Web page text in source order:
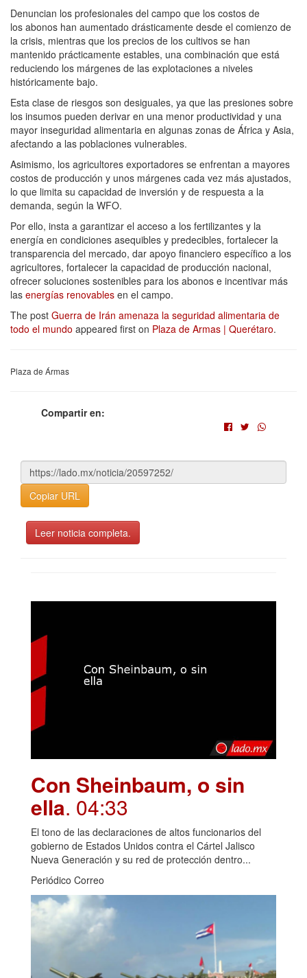
Denuncian los profesionales del campo que los costos de
los abonos han aumentado drásticamente desde el comienzo de
la crisis, mientras que los precios de los cultivos se han
mantenido prácticamente estables, una combinación que está
reduciendo los márgenes de las explotaciones a niveles
históricamente bajo.
Esta clase de riesgos son desiguales, ya que las presiones sobre
los insumos pueden derivar en una menor productividad y una
mayor inseguridad alimentaria en algunas zonas de África y Asia,
afectando a las poblaciones vulnerables.
Asimismo, los agricultores exportadores se enfrentan a mayores
costos de producción y unos márgenes cada vez más ajustados,
lo que limita su capacidad de inversión y de respuesta a la
demanda, según la WFO.
Por ello, insta a garantizar el acceso a los fertilizantes y la
energía en condiciones asequibles y predecibles, fortalecer la
transparencia del mercado, dar apoyo financiero específico a los
agricultores, fortalecer la capacidad de producción nacional,
ofrecer soluciones sostenibles para los abonos e incentivar más
las energías renovables en el campo.
The post Guerra de Irán amenaza la seguridad alimentaria de
todo el mundo appeared first on Plaza de Armas | Querétaro.
Plaza de Ármas
Compartir en:
Copiar URL
Leer noticia completa.
Con Sheinbaum, o sin
ella. 04:33
El tono de las declaraciones de altos funcionarios del
gobierno de Estados Unidos contra el Cártel Jalisco
Nueva Generación y su red de protección dentro...
Periódico Correo